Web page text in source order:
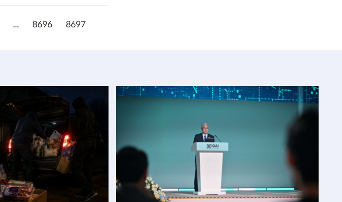
... 8696 8697